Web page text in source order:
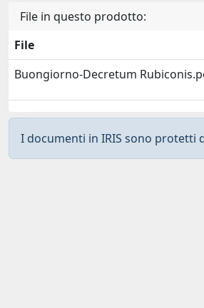
File in questo prodotto:
File
Buongiorno-Decretum
I documenti in IRIS sono protetti